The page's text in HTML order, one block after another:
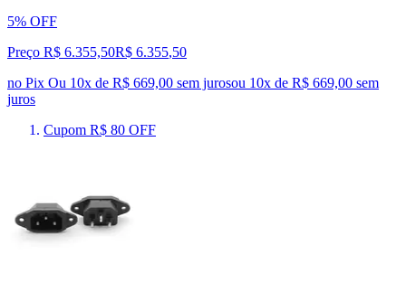
5% OFF
Preço R$ 6.355,50R$ 6.355,50
no Pix Ou 10x de R$ 669,00 sem jurosou 10x de R$ 669,00 sem
juros
Cupom R$ 80 OFF